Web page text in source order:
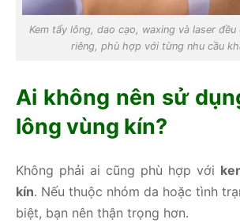
Kem tẩy lông, dao cạo, waxing và laser
riêng, phù hợp với từng nhu cầu
Ai không nên sử
lông vùng kín?
Không phải ai cũng phù hợp với
kín. Nếu thuộc nhóm da hoặc tình
biệt, bạn nên thận trọng hơn.